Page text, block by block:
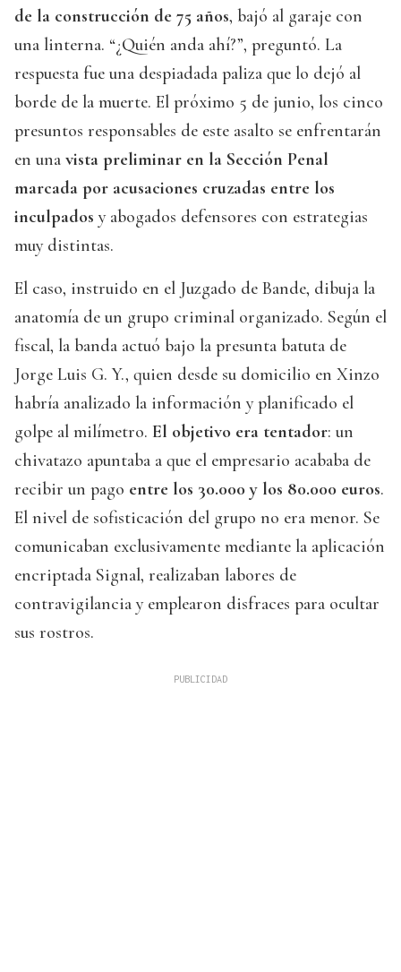
de la construcción de 75 años, bajó al garaje con
una linterna. “¿Quién anda ahí?”, preguntó. La
respuesta fue una despiadada paliza que lo dejó al
borde de la muerte. El próximo 5 de junio, los cinco
presuntos responsables de este asalto se enfrentarán
en una vista preliminar en la Sección Penal
marcada por acusaciones cruzadas entre los
inculpados y abogados defensores con estrategias
muy distintas.
El caso, instruido en el Juzgado de Bande, dibuja la
anatomía de un grupo criminal organizado. Según el
fiscal, la banda actuó bajo la presunta batuta de
Jorge Luis G. Y., quien desde su domicilio en Xinzo
habría analizado la información y planificado el
golpe al milímetro. El objetivo era tentador: un
chivatazo apuntaba a que el empresario acababa de
recibir un pago entre los 30.000 y los 80.000 euros.
El nivel de sofisticación del grupo no era menor. Se
comunicaban exclusivamente mediante la aplicación
encriptada Signal, realizaban labores de
contravigilancia y emplearon disfraces para ocultar
sus rostros.